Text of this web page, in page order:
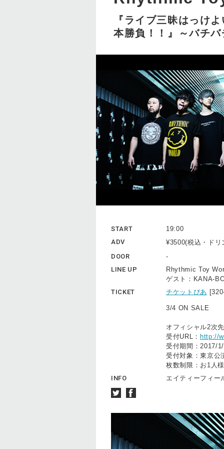
『ライブ三昧はっけ
本勝負！！』～バチ
START
19:00
ADV
¥3500(税込・ドリ
DOOR
-
LINE UP
Rhythmic Toy
ゲスト：KANA-
TICKET
チケットぴあ
3/4 ON SALE
オフィシャル2次
受付URL： http://
受付期間：2017/
受付対象：東京公
枚数制限：お1人
INFO
エイティーフィー